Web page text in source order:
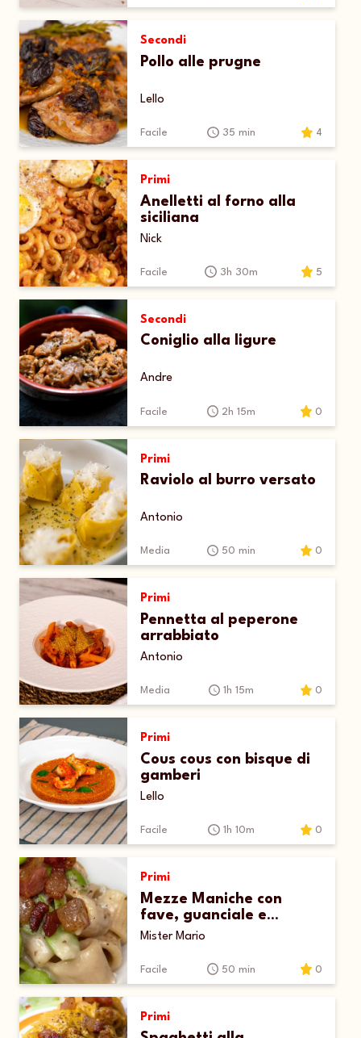
Secondi
Pollo alle prugne
Lello
Facile 35 min 4
Primi
Anelletti al forno alla
siciliana
Nick
Facile 3h 30m 5
Secondi
Coniglio alla ligure
Andre
Facile 2h 15m 0
Primi
Raviolo al burro versato
Antonio
Media 50 min 0
Primi
Pennetta al peperone
arrabbiato
Antonio
Media 1h 15m 0
Primi
Cous cous con bisque di
gamberi
Lello
Facile 1h 10m 0
Primi
Mezze Maniche con
fave, guanciale e
pecorino
Mister Mario
Facile 50 min 0
Primi